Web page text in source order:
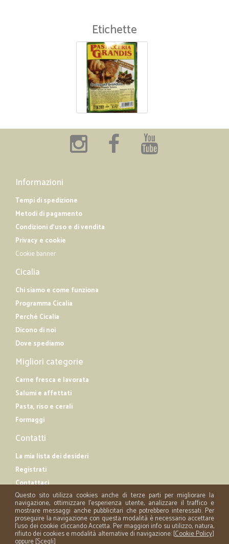
Etichette
Informazioni
Tempi di spedizione
Metodi di pagamento
Condizioni d'uso e di vendita
Privacy e cookie
Cookie banner
Cicalia
Chi siamo e come funziona
Programma Cicalia
Perché Cicalia
Dicono di noi
Dove spediamo
Migliori categorie
Carne fresca e lavorata
Salumi e affettati
Pasta, riso e cerali
Formaggi
Contatti
La mia lista dei desideri
Registrati
Contattaci
Questo sito utilizza cookies anche di terze parti per migliorare la
navigazione, ottimizzare l'esperienza utente, analizzare il traffico e
mostrare messaggi anche pubblicitari che potrebbero interessati. Per
proseguire la navigazione con questa modalità è necessario accettare
l'uso dei cookie cliccando Accetta. Per maggiori info su utilizzo, natura,
rifiuto dei cookies e modalità alternative di navigazione: [Cookie Policy]
oppure [Scegli]